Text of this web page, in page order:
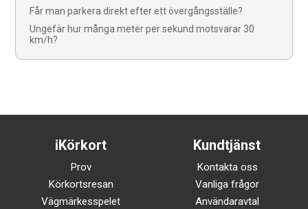
Får man parkera direkt efter ett övergångsställe?
Ungefär hur många meter per sekund motsvarar 30
km/h?
iKörkort
Prov
Körkortsresan
Vägmärkesspelet
Kundtjänst
Kontakta oss
Vanliga frågor
Användaravtal